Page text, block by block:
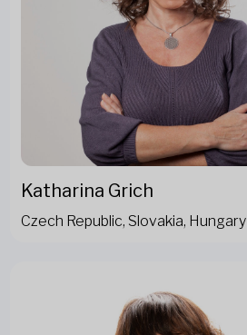
Katharina Grich
Czech Republic, Slovakia, Hungary